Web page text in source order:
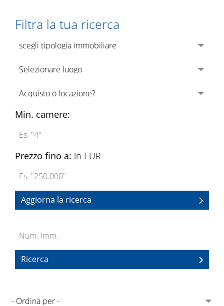
Filtra la tua ricerca
Min. camere:
Prezzo fino a: in EUR
Aggiorna la ricerca
Ricerca